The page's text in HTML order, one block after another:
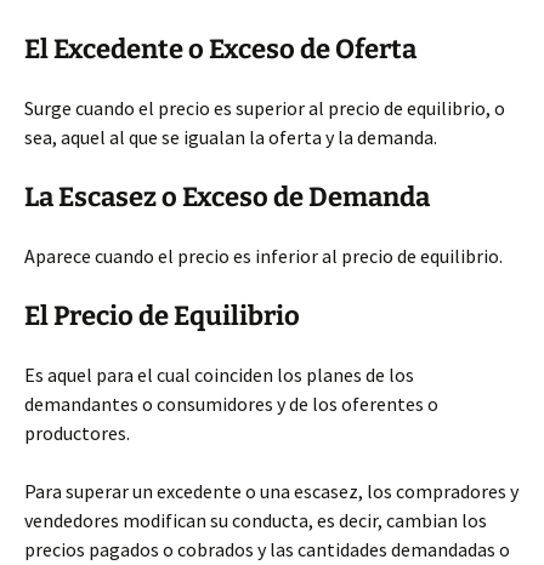
El Excedente o Exceso de Oferta
Surge cuando el precio es superior al precio de equilibrio, o
sea, aquel al que se igualan la oferta y la demanda.
La Escasez o Exceso de Demanda
Aparece cuando el precio es inferior al precio de equilibrio.
El Precio de Equilibrio
Es aquel para el cual coinciden los planes de los
demandantes o consumidores y de los oferentes o
productores.
Para superar un excedente o una escasez, los compradores y
vendedores modifican su conducta, es decir, cambian los
precios pagados o cobrados y las cantidades demandadas o